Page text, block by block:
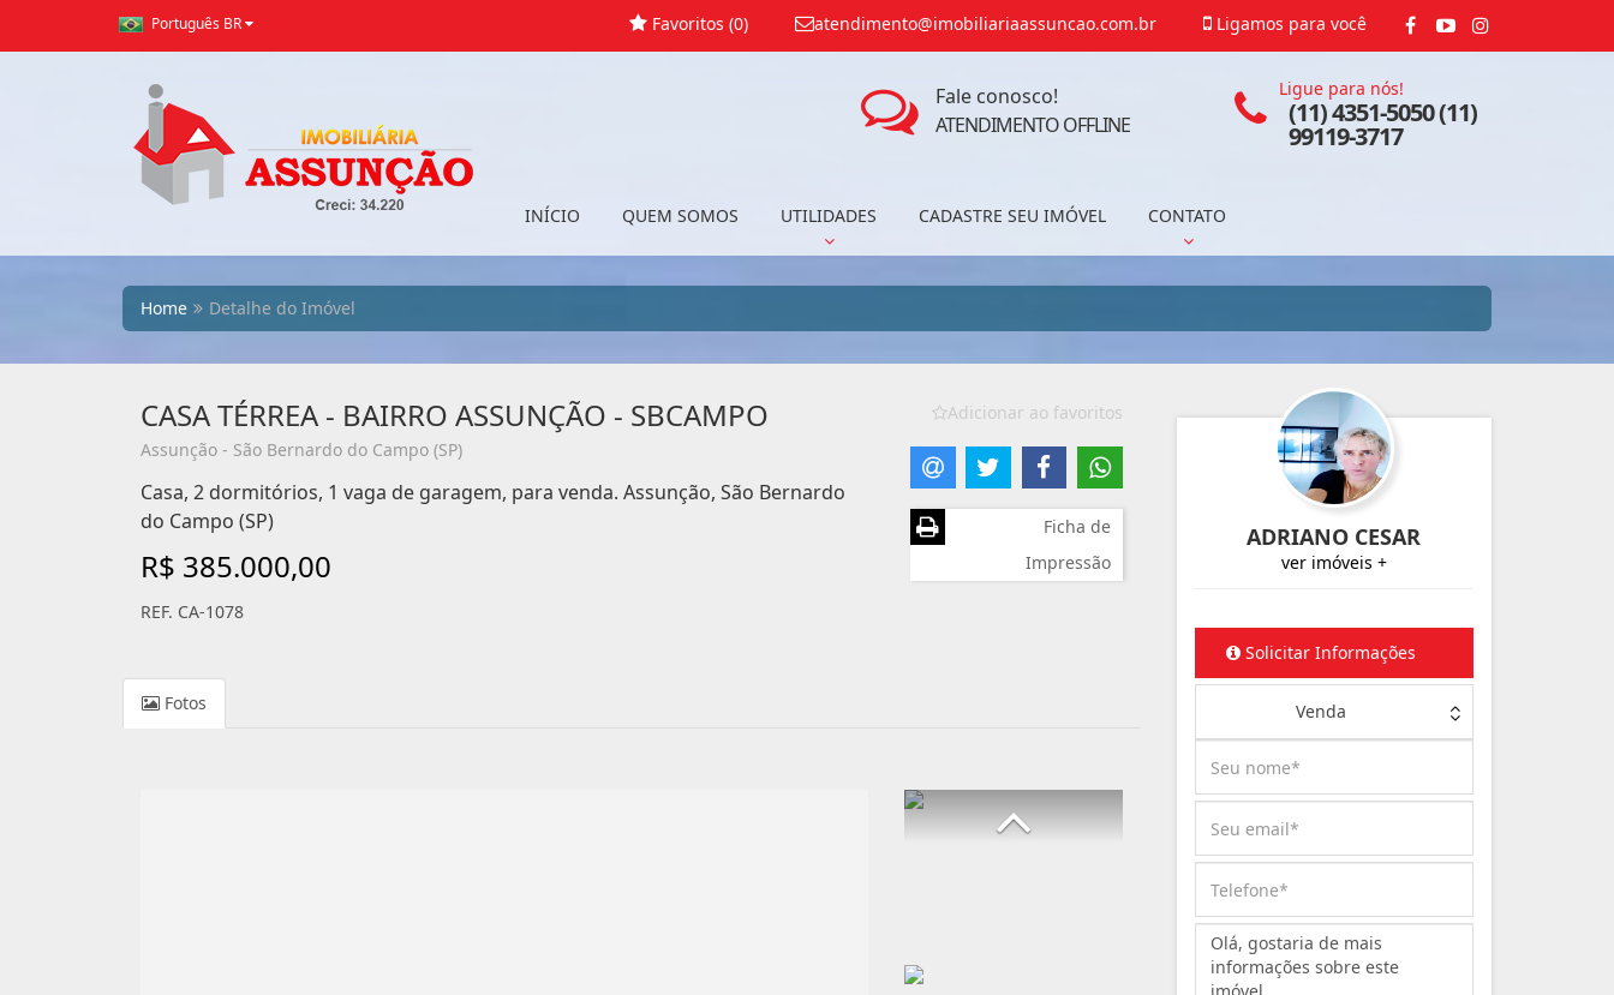
Português BR Ligamos para você
atendimento@imobiliariaassuncao.com.br
Favoritos (0)
INÍCIO QUEM SOMOS UTILIDADES CADASTRE SEU IMÓVEL CONTATO
Ligue para nós!
(11) 4351-5050 (11)
99119-3717
Fale conosco!
ATENDIMENTO OFFLINE
Home Detalhe do Imóvel
CASA TÉRREA - BAIRRO ASSUNÇÃO - SBCAMPO
Assunção - São Bernardo do Campo (SP)
Casa, 2 dormitórios, 1 vaga de garagem, para venda. Assunção, São Bernardo
do Campo (SP)
R$ 385.000,00
REF. CA-1078
Adicionar ao favoritos
Ficha de
Impressão
Fotos
ADRIANO CESAR
ver imóveis +
Solicitar Informações
Venda
Mensagem: